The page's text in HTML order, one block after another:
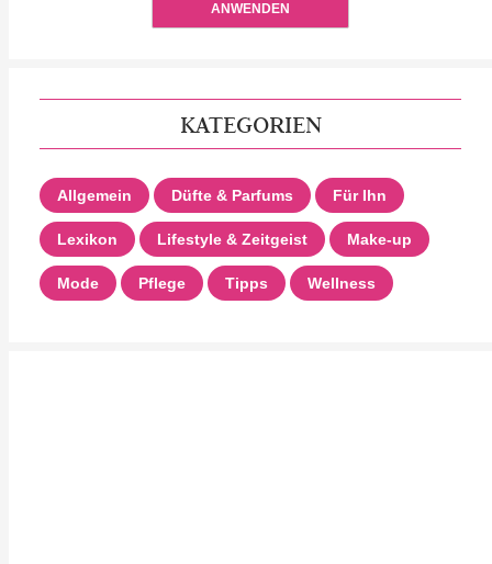
ANWENDEN
KATEGORIEN
Allgemein Düfte & Parfums Für Ihn
Lexikon Lifestyle & Zeitgeist Make-up
Mode Pflege Tipps Wellness